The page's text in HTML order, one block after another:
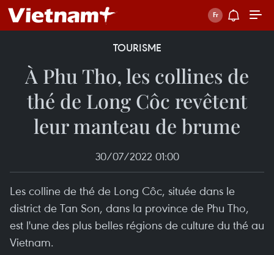
TOURISME
À Phu Tho, les collines de
thé de Long Côc revêtent
leur manteau de brume
30/07/2022 01:00
Les colline de thé de Long Côc, située dans le
district de Tan Son, dans la province de Phu Tho,
est l'une des plus belles régions de culture du thé au
Vietnam.